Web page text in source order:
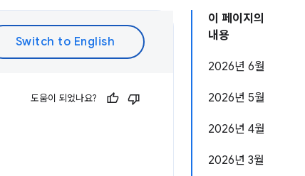
이 페이지의
내용
2026년 6월
2026년 5월
2026년 4월
2026년 3월
도움이 되었나요?